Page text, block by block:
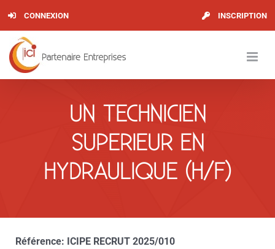
content
CONNEXION INSCRIPTION
UN TECHNICIEN
SUPERIEUR EN
HYDRAULIQUE (H/F)
Référence: ICIPE RECRUT 2025/010